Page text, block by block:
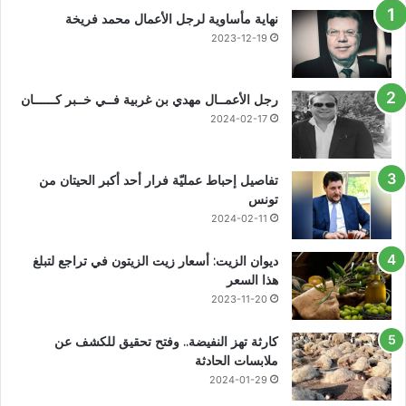
نهاية مأساوية لرجل الأعمال محمد فريخة
2023-12-19
رجل الأعمــال مهدي بن غربية فــي خــبر كــــــان
2024-02-17
تفاصيل إحباط عمليّة فرار أحد أكبر الحيتان من
تونس
2024-02-11
ديوان الزيت: أسعار زيت الزيتون في تراجع لتبلغ
هذا السعر
2023-11-20
كارثة تهز النفيضة.. وفتح تحقيق للكشف عن
ملابسات الحادثة
2024-01-29